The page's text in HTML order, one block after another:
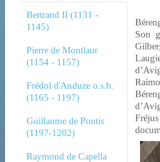
Bertrand II (1131 -
1145)
Pierre de Montlaur
(1154 - 1157)
Frédol d'Anduze o.s.b.
(1165 - 1197)
Guillaume de Pontis
(1197-1202)
Raymond de Capella
Son